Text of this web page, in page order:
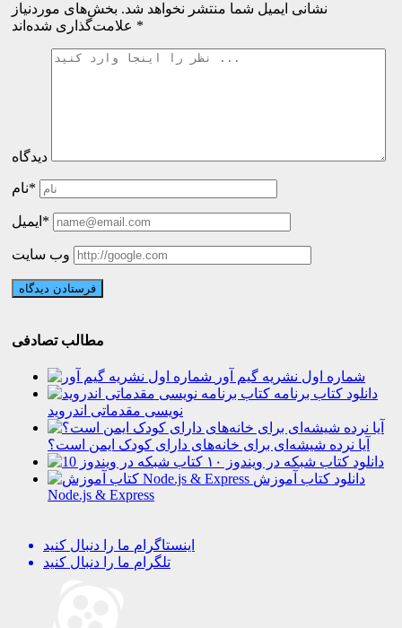
نشانی ایمیل شما منتشر نخواهد شد. بخش‌های موردنیاز
*
دیدگاه
نام*
ایمیل*
وب سایت
مطالب تصادفی
شماره اول نشریه گیم آور
دانلود کتاب برنامه
نویسی مقدماتی اندروید
آیا نرده شیشه‌ای برای خانه‌های دارای کودک ایمن است؟
دانلود کتاب شبکه در ویندوز ۱۰
دانلود کتاب آموزش
Node.js & Express
اینستاگرام ما را دنبال کنید
تلگرام ما را دنبال کنید